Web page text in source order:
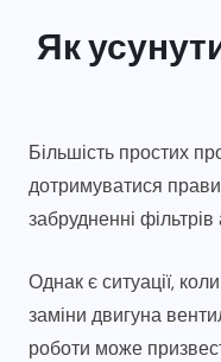
Як
Більшість простих
дотримуватися
забрудненні
Однак є ситуації,
заміни двигуна
роботи може